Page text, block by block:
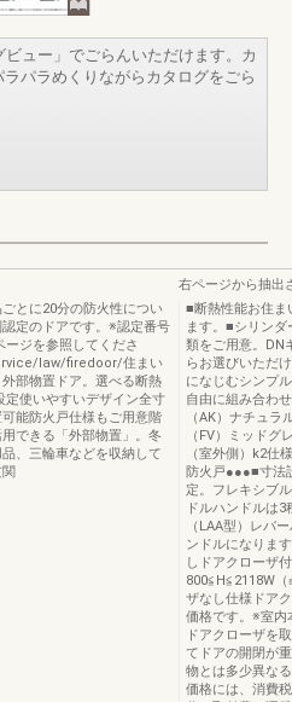
ュー」でごらんいただけます。カ
パラめくりながらカタログをごら
とに20分の防火性につい
定のドアです。※認定番号
ジを参照してくださ
law/ﬁredoor/住まい
部物置ドア。選べる断熱
使いやすいデザイン全寸
能防火戸仕様もご用意階
できる「外部物置」。冬
、三輪車などを収納して
右ページから抽出
■断熱性能お住ま
ます。■シリン
類をご用意。DN
らお選びいただ
になじむシンプ
自由に組み合わ
（AK）ナチュ
（FV）ミッド
（室外側）k2仕
防火戸●●●■寸法
定。フレキシブ
ドルハンドルは
（LAA型）レバ
ンドルになりま
しドアクローザ
800≦H≦2118W
ザなし仕様ドア
価格です。※室
ドアクローザを
てドアの開閉が
物とは多少異な
価格には、消費